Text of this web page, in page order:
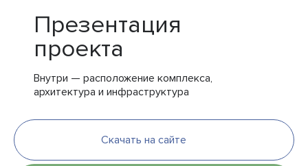
Презентация
проекта
Внутри — расположение комплекса,
архитектура и инфраструктура
Скачать на сайте